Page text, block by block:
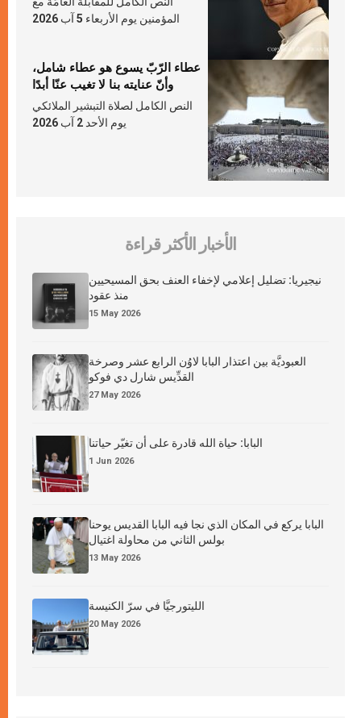
المؤمنين يوم الأربعاء 5 آب 2026
عطاء الرّبّ يسوع هو عطاء شامل،
وأنّ عنايته بنا لا تغيب عنّا أبدًا
النص الكامل لصلاة التبشير الملائكي
يوم الأحد 2 آب 2026
الأخبار الأكثر قراءة
نيجيريا: تضليل إعلامي لإخفاء العنف بحق المسيحيين
منذ عقود
15 May 2026
العبوديَّة بين اعتذار البابا لاوُن الرابع عشر وصرخة
القدِّيس شارل دي فوكو
27 May 2026
البابا: حياة الله قادرة على أن تغيّر حياتنا
1 Jun 2026
البابا يركع في المكان الذي نجا فيه البابا القديس يوحنا
بولس الثاني من محاولة اغتيال
13 May 2026
الليتورجيَّا في سرّ الكنيسة
20 May 2026